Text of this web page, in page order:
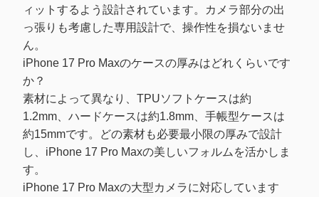
ィットするよう設計されています。カメラ部分の出
っ張りも考慮した専用設計で、操作性を損ないませ
ん。
iPhone 17 Pro Maxのケースの厚みはどれくらいです
か？
素材によって異なり、TPUソフトケースは約
1.2mm、ハードケースは約1.8mm、手帳型ケースは
約15mmです。どの素材も必要最小限の厚みで設計
し、iPhone 17 Pro Maxの美しいフォルムを活かしま
す。
iPhone 17 Pro Maxの大型カメラに対応しています